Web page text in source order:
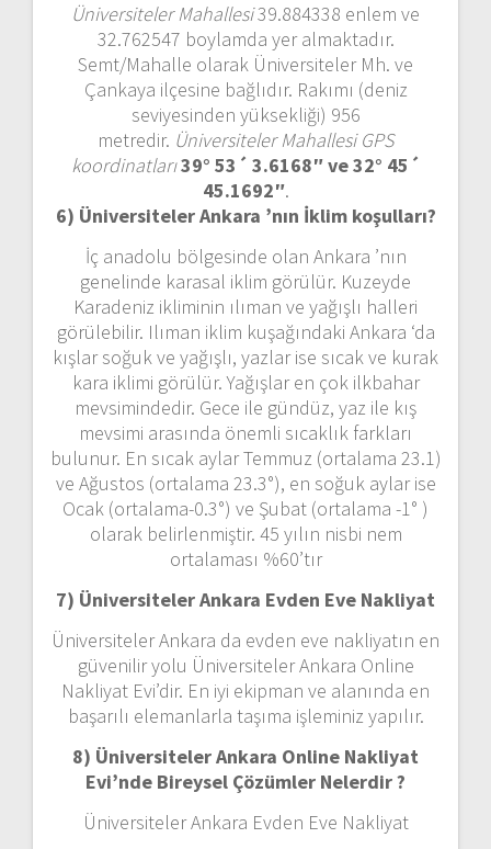
Üniversiteler Mahallesi39.884338 enlem ve
32.762547 boylamda yer almaktadır.
Semt/Mahalle olarak Üniversiteler Mh. ve
Çankaya ilçesine bağlıdır. Rakımı (deniz
seviyesinden yüksekliği) 956
metredir. Üniversiteler Mahallesi GPS
koordinatları39° 53´ 3.6168″ ve 32° 45´
45.1692″.
6) Üniversiteler Ankara ’nın İklim koşulları?
İç anadolu bölgesinde olan Ankara ’nın
genelinde karasal iklim görülür. Kuzeyde
Karadeniz ikliminin ılıman ve yağışlı halleri
görülebilir. Ilıman iklim kuşağındaki Ankara ‘da
kışlar soğuk ve yağışlı, yazlar ise sıcak ve kurak
kara iklimi görülür. Yağışlar en çok ilkbahar
mevsimindedir. Gece ile gündüz, yaz ile kış
mevsimi arasında önemli sıcaklık farkları
bulunur. En sıcak aylar Temmuz (ortalama 23.1)
ve Ağustos (ortalama 23.3°), en soğuk aylar ise
Ocak (ortalama-0.3°) ve Şubat (ortalama -1° )
olarak belirlenmiştir. 45 yılın nisbi nem
ortalaması %60’tır
7) Üniversiteler Ankara Evden Eve Nakliyat
Üniversiteler Ankara da evden eve nakliyatın en
güvenilir yolu Üniversiteler Ankara Online
Nakliyat Evi’dir. En iyi ekipman ve alanında en
başarılı elemanlarla taşıma işleminiz yapılır.
8) Üniversiteler Ankara Online Nakliyat
Evi’nde Bireysel Çözümler Nelerdir ?
Üniversiteler Ankara Evden Eve Nakliyat